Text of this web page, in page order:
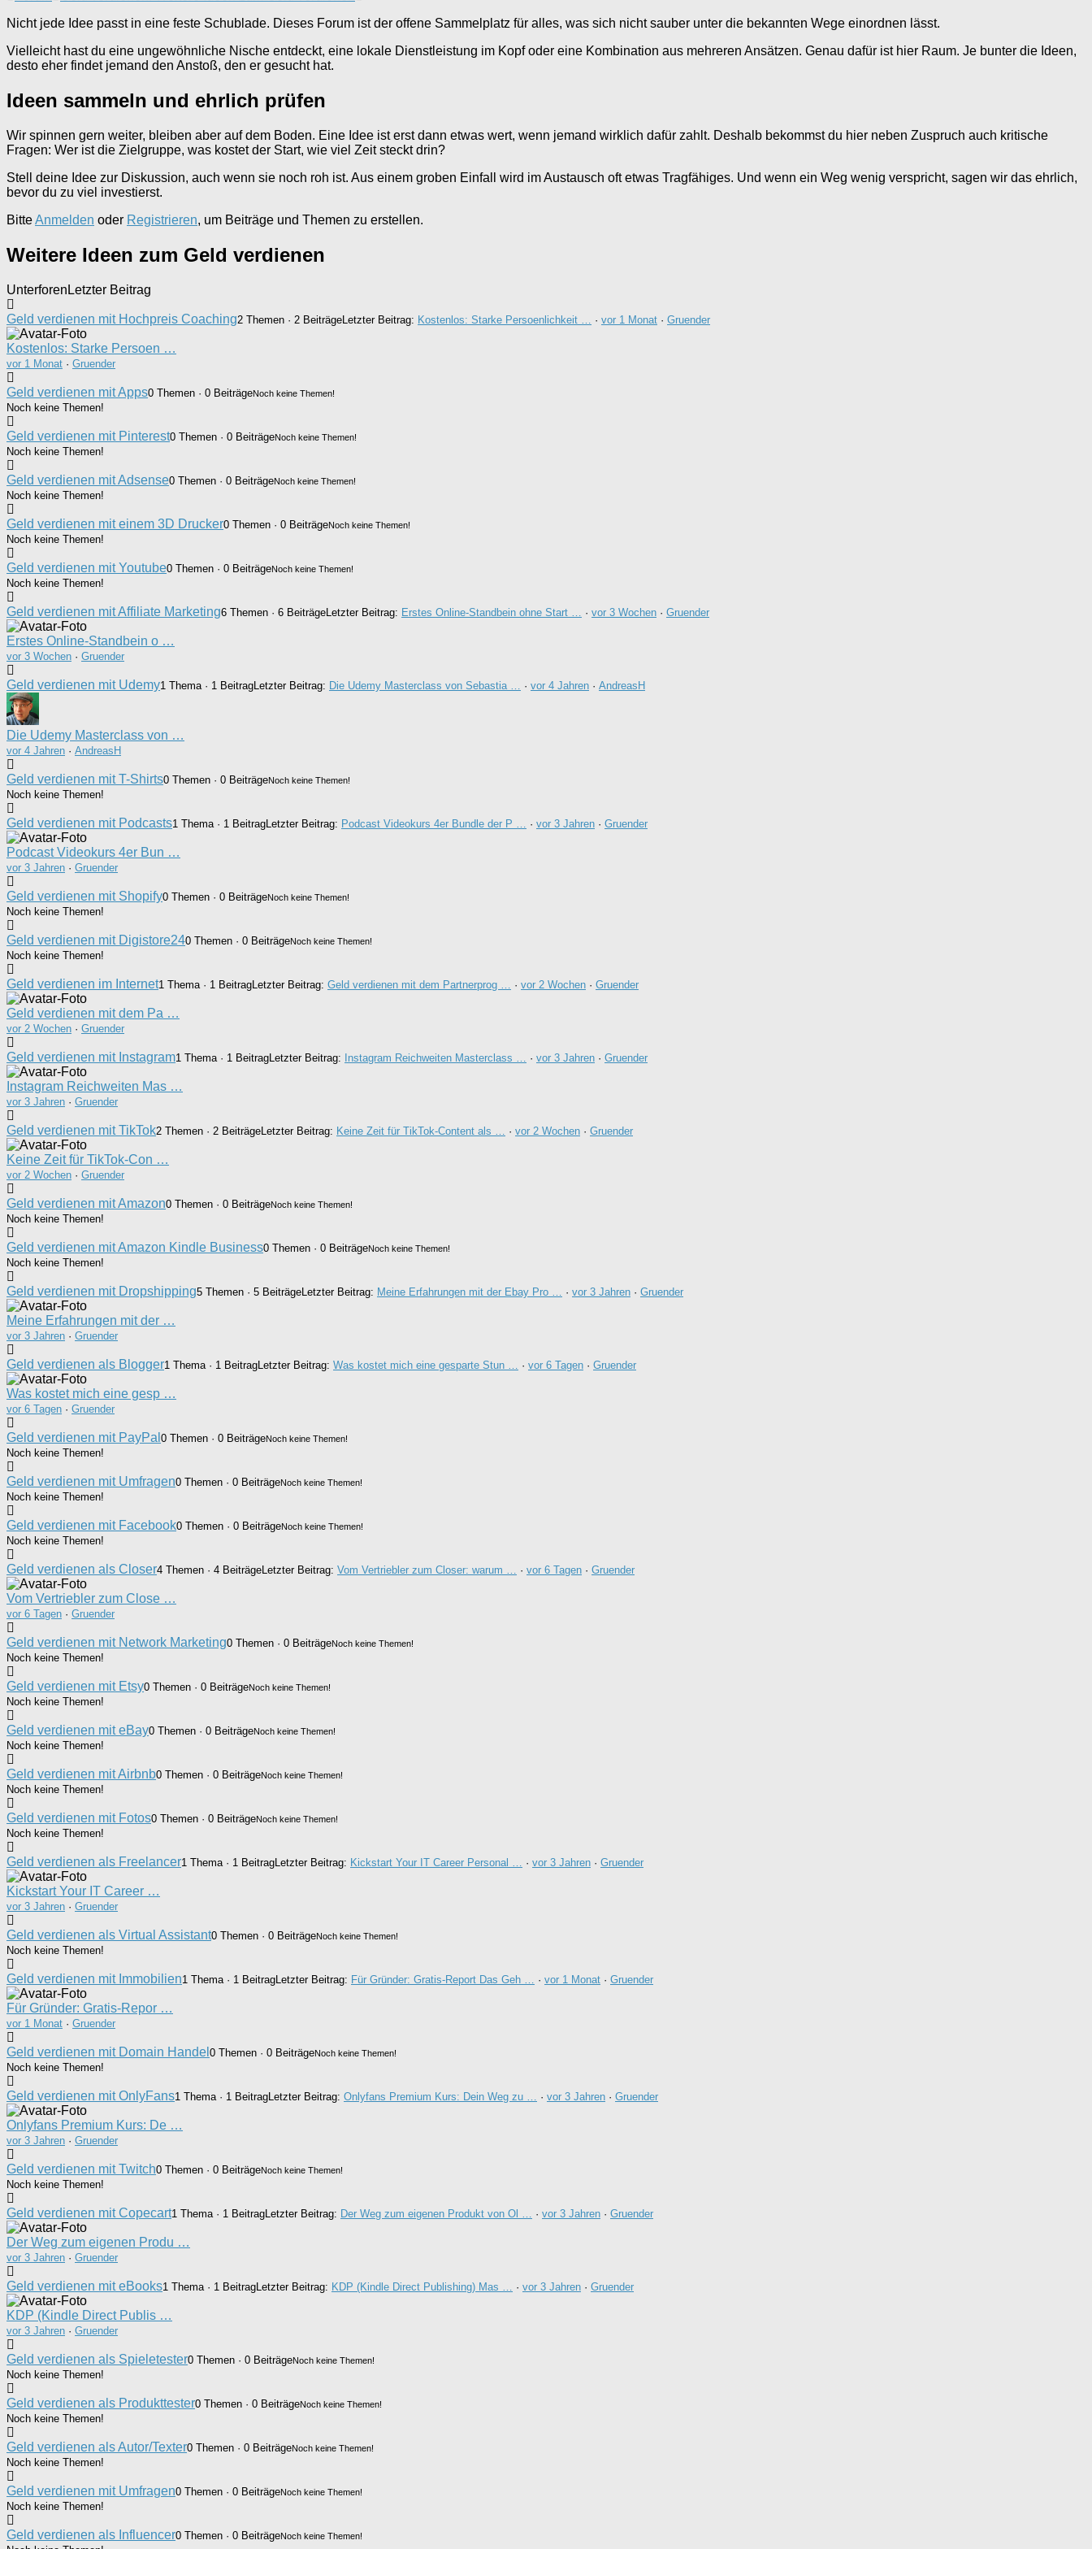
-
bist
hier:
Nicht jede Idee passt in eine feste Schublade. Dieses Forum ist der offene Sammelplatz für alles, was sich nicht sauber unter die bekannten Wege einordnen lässt.
Vielleicht hast du eine ungewöhnliche Nische entdeckt, eine lokale Dienstleistung im Kopf oder eine Kombination aus mehreren Ansätzen. Genau dafür ist hier Raum. Je bunter die Ideen,
desto eher findet jemand den Anstoß, den er gesucht hat.
Ideen sammeln und ehrlich prüfen
Wir spinnen gern weiter, bleiben aber auf dem Boden. Eine Idee ist erst dann etwas wert, wenn jemand wirklich dafür zahlt. Deshalb bekommst du hier neben Zuspruch auch kritische
Fragen: Wer ist die Zielgruppe, was kostet der Start, wie viel Zeit steckt drin?
Stell deine Idee zur Diskussion, auch wenn sie noch roh ist. Aus einem groben Einfall wird im Austausch oft etwas Tragfähiges. Und wenn ein Weg wenig verspricht, sagen wir das ehrlich,
bevor du zu viel investierst.
BitteAnmelden oder Registrieren, um Beiträge und Themen zu erstellen.
Weitere Ideen zum Geld verdienen
Unterforen Letzter Beitrag
Geld verdienen mit Hochpreis Coaching2 Themen · 2 BeiträgeLetzter Beitrag: Kostenlos: Starke Persoenlichkeit … · vor 1 Monat · Gruender
Kostenlos: Starke Persoen …
vor 1 Monat · Gruender
Geld verdienen mit Apps0 Themen · 0 BeiträgeNoch keine Themen!
Noch keine Themen!
Geld verdienen mit Pinterest0 Themen · 0 BeiträgeNoch keine Themen!
Noch keine Themen!
Geld verdienen mit Adsense0 Themen · 0 BeiträgeNoch keine Themen!
Noch keine Themen!
Geld verdienen mit einem 3D Drucker0 Themen · 0 BeiträgeNoch keine Themen!
Noch keine Themen!
Geld verdienen mit Youtube0 Themen · 0 BeiträgeNoch keine Themen!
Noch keine Themen!
Geld verdienen mit Affiliate Marketing6 Themen · 6 BeiträgeLetzter Beitrag: Erstes Online-Standbein ohne Start … · vor 3 Wochen · Gruender
Erstes Online-Standbein o …
vor 3 Wochen · Gruender
Geld verdienen mit Udemy1 Thema · 1 BeitragLetzter Beitrag: Die Udemy Masterclass von Sebastia … · vor 4 Jahren · AndreasH
Die Udemy Masterclass von …
vor 4 Jahren · AndreasH
Geld verdienen mit T-Shirts0 Themen · 0 BeiträgeNoch keine Themen!
Noch keine Themen!
Geld verdienen mit Podcasts1 Thema · 1 BeitragLetzter Beitrag: Podcast Videokurs 4er Bundle der P … · vor 3 Jahren · Gruender
Podcast Videokurs 4er Bun …
vor 3 Jahren · Gruender
Geld verdienen mit Shopify0 Themen · 0 BeiträgeNoch keine Themen!
Noch keine Themen!
Geld verdienen mit Digistore240 Themen · 0 BeiträgeNoch keine Themen!
Noch keine Themen!
Geld verdienen im Internet1 Thema · 1 BeitragLetzter Beitrag: Geld verdienen mit dem Partnerprog … · vor 2 Wochen · Gruender
Geld verdienen mit dem Pa …
vor 2 Wochen · Gruender
Geld verdienen mit Instagram1 Thema · 1 BeitragLetzter Beitrag: Instagram Reichweiten Masterclass … · vor 3 Jahren · Gruender
Instagram Reichweiten Mas …
vor 3 Jahren · Gruender
Geld verdienen mit TikTok2 Themen · 2 BeiträgeLetzter Beitrag: Keine Zeit für TikTok-Content als … · vor 2 Wochen · Gruender
Keine Zeit für TikTok-Con …
vor 2 Wochen · Gruender
Geld verdienen mit Amazon0 Themen · 0 BeiträgeNoch keine Themen!
Noch keine Themen!
Geld verdienen mit Amazon Kindle Business0 Themen · 0 BeiträgeNoch keine Themen!
Noch keine Themen!
Geld verdienen mit Dropshipping5 Themen · 5 BeiträgeLetzter Beitrag: Meine Erfahrungen mit der Ebay Pro … · vor 3 Jahren · Gruender
Meine Erfahrungen mit der …
vor 3 Jahren · Gruender
Geld verdienen als Blogger1 Thema · 1 BeitragLetzter Beitrag: Was kostet mich eine gesparte Stun … · vor 6 Tagen · Gruender
Was kostet mich eine gesp …
vor 6 Tagen · Gruender
Geld verdienen mit PayPal 0 Themen · 0 BeiträgeNoch keine Themen!
Noch keine Themen!
Geld verdienen mit Umfragen0 Themen · 0 BeiträgeNoch keine Themen!
Noch keine Themen!
Geld verdienen mit Facebook0 Themen · 0 BeiträgeNoch keine Themen!
Noch keine Themen!
Geld verdienen als Closer4 Themen · 4 BeiträgeLetzter Beitrag: Vom Vertriebler zum Closer: warum … · vor 6 Tagen · Gruender
Vom Vertriebler zum Close …
vor 6 Tagen · Gruender
Geld verdienen mit Network Marketing0 Themen · 0 BeiträgeNoch keine Themen!
Noch keine Themen!
Geld verdienen mit Etsy0 Themen · 0 BeiträgeNoch keine Themen!
Noch keine Themen!
Geld verdienen mit eBay0 Themen · 0 BeiträgeNoch keine Themen!
Noch keine Themen!
Geld verdienen mit Airbnb0 Themen · 0 BeiträgeNoch keine Themen!
Noch keine Themen!
Geld verdienen mit Fotos0 Themen · 0 BeiträgeNoch keine Themen!
Noch keine Themen!
Geld verdienen als Freelancer1 Thema · 1 BeitragLetzter Beitrag: Kickstart Your IT Career Personal … · vor 3 Jahren · Gruender
Kickstart Your IT Career …
vor 3 Jahren · Gruender
Geld verdienen als Virtual Assistant0 Themen · 0 BeiträgeNoch keine Themen!
Noch keine Themen!
Geld verdienen mit Immobilien1 Thema · 1 BeitragLetzter Beitrag: Für Gründer: Gratis-Report Das Geh … · vor 1 Monat · Gruender
Für Gründer: Gratis-Repor …
vor 1 Monat · Gruender
Geld verdienen mit Domain Handel 0 Themen · 0 BeiträgeNoch keine Themen!
Noch keine Themen!
Geld verdienen mit OnlyFans1 Thema · 1 BeitragLetzter Beitrag: Onlyfans Premium Kurs: Dein Weg zu … · vor 3 Jahren · Gruender
Onlyfans Premium Kurs: De …
vor 3 Jahren · Gruender
Geld verdienen mit Twitch0 Themen · 0 BeiträgeNoch keine Themen!
Noch keine Themen!
Geld verdienen mit Copecart1 Thema · 1 BeitragLetzter Beitrag: Der Weg zum eigenen Produkt von Ol … · vor 3 Jahren · Gruender
Der Weg zum eigenen Produ …
vor 3 Jahren · Gruender
Geld verdienen mit eBooks1 Thema · 1 BeitragLetzter Beitrag: KDP (Kindle Direct Publishing) Mas … · vor 3 Jahren · Gruender
KDP (Kindle Direct Publis …
vor 3 Jahren · Gruender
Geld verdienen als Spieletester0 Themen · 0 BeiträgeNoch keine Themen!
Noch keine Themen!
Geld verdienen als Produkttester0 Themen · 0 BeiträgeNoch keine Themen!
Noch keine Themen!
Geld verdienen als Autor/Texter0 Themen · 0 BeiträgeNoch keine Themen!
Noch keine Themen!
Geld verdienen mit Umfragen0 Themen · 0 BeiträgeNoch keine Themen!
Noch keine Themen!
Geld verdienen als Influencer0 Themen · 0 BeiträgeNoch keine Themen!